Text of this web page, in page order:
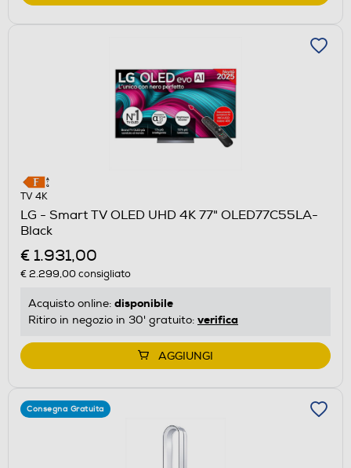
TV 4K
LG - Smart TV OLED UHD 4K 77" OLED77C55LA-
Black
€ 1.931,00
€ 2.299,00consigliato
Acquisto online: disponibile
Ritiro in negozio in 30' gratuito: verifica
AGGIUNGI
Consegna Gratuita